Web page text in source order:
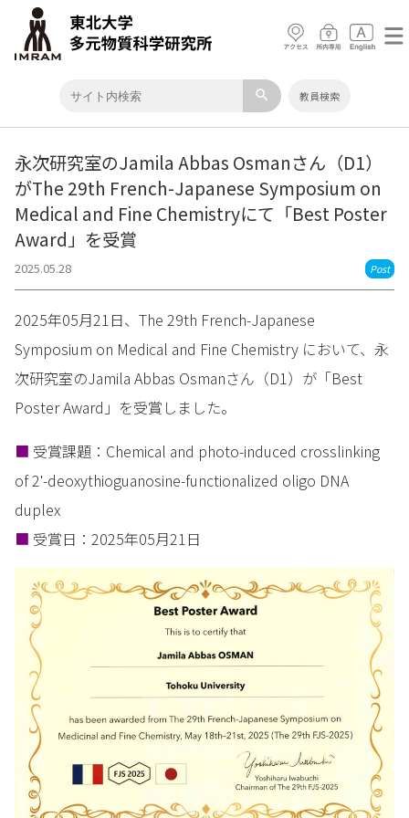
search 教員検索
永次研究室のJamila Abbas Osmanさん（D1）
がThe 29th French-Japanese Symposium on
Medical and Fine Chemistryにて「Best Poster
Award」を受賞
2025.05.28 Post
2025年05月21日、The 29th French-Japanese
Symposium on Medical and Fine Chemistry において、永
次研究室のJamila Abbas Osmanさん（D1）が「Best
Poster Award」を受賞しました。
■ 受賞課題：Chemical and photo-induced crosslinking
of 2ʹ-deoxythioguanosine-functionalized oligo DNA
duplex
■ 受賞日：2025年05月21日